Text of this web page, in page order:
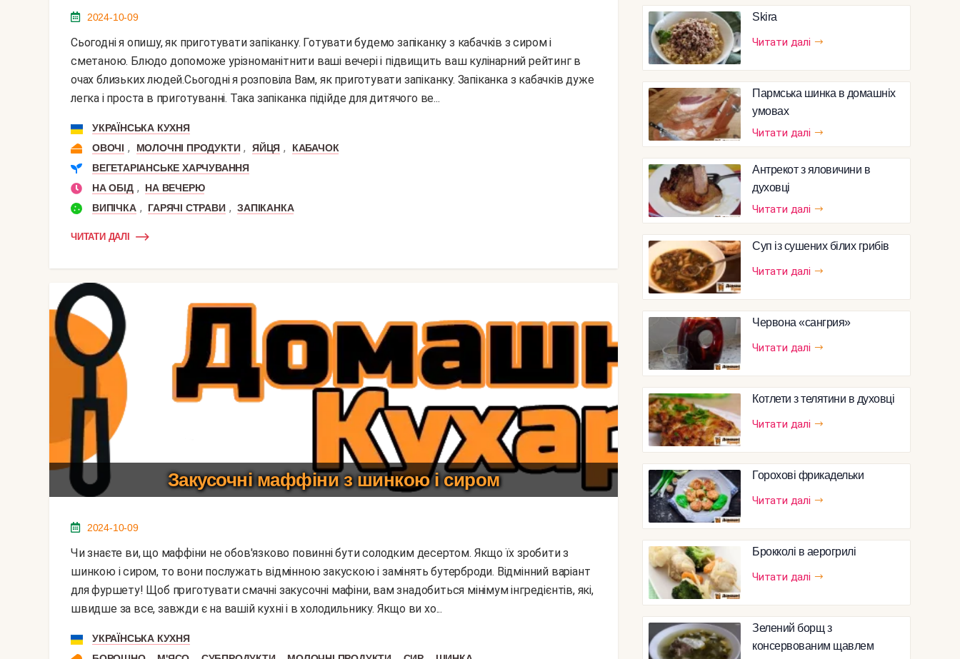
2024-10-09
Сьогодні я опишу, як приготувати запіканку. Готувати будемо запіканку з кабачків з сиром і
сметаною. Блюдо допоможе урізноманітнити ваші вечері і підвищить ваш кулінарний рейтинг в
очах близьких людей.Сьогодні я розповіла Вам, як приготувати запіканку. Запіканка з кабачків дуже
легка і проста в приготуванні. Така запіканка підійде для дитячого ве...
УКРАЇНСЬКА КУХНЯ
ОВОЧІ , МОЛОЧНІ ПРОДУКТИ , ЯЙЦЯ ,
КАБАЧОК
ВЕГЕТАРІАНСЬКЕ ХАРЧУВАННЯ
НА ОБІД ,
НА ВЕЧЕРЮ
ВИПІЧКА , ГАРЯЧІ СТРАВИ , ЗАПІКАНКА
ЧИТАТИ ДАЛІ
Закусочні маффіни з шинкою і сиром
2024-10-09
Чи знаєте ви, що маффіни не обов'язково повинні бути солодким десертом. Якщо їх зробити з
шинкою і сиром, то вони послужать відмінною закускою і замінять бутерброди. Відмінний варіант
для фуршету! Щоб приготувати смачні закусочні мафіни, вам знадобиться мінімум інгредієнтів, які,
швидше за все, завжди є на вашій кухні і в холодильнику. Якщо ви хо...
УКРАЇНСЬКА КУХНЯ
Skira
Читати далі
Пармська шинка в домашніх
умовах
Читати далі
Антрекот з яловичини в
духовці
Читати далі
Суп із сушених білих грибів
Читати далі
Червона «сангрия»
Читати далі
Котлети з телятини в духовці
Читати далі
Горохові фрикадельки
Читати далі
Брокколі в аерогрилі
Читати далі
Зелений борщ з
консервованим щавлем